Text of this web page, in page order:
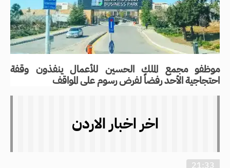
موظفو مجمع الملك الحسين للأعمال ينفذون وقفة
احتجاجية الأحد رفضاً لفرض رسوم على المواقف
اخر اخبار الاردن